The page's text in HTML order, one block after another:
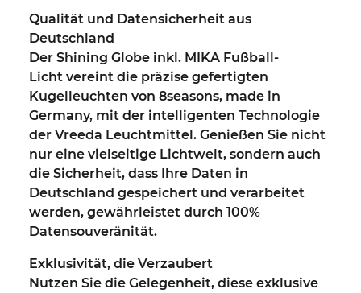
Qualität und Datensicherheit aus
Deutschland
Der Shining Globe inkl. MIKA Fußball-
Licht vereint die präzise gefertigten
Kugelleuchten von 8seasons, made in
Germany, mit der intelligenten Technologie
der Vreeda Leuchtmittel. Genießen Sie nicht
nur eine vielseitige Lichtwelt, sondern auch
die Sicherheit, dass Ihre Daten in
Deutschland gespeichert und verarbeitet
werden, gewährleistet durch 100%
Datensouveränität.
Exklusivität, die Verzaubert
Nutzen Sie die Gelegenheit, diese exklusive